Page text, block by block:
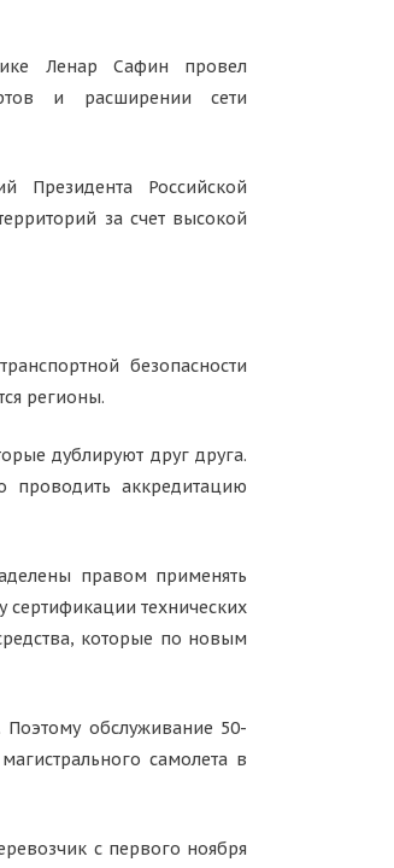
Ленар Сафин провел
и расширении сети
Президента Российской
за счет высокой
безопасности
регионы.
дублируют друг друга.
проводить аккредитацию
правом применять
сертификации технических
которые по новым
обслуживание 50-
самолета в
с первого ноября